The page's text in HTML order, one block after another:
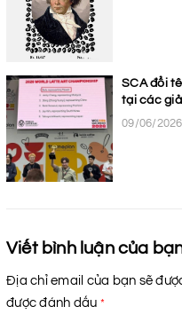
SCA đổi
tại các
09/06/2026
Viết bình luận của
Địa chỉ email của bạn sẽ
được đánh dấu *